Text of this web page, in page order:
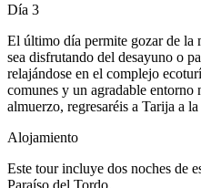
Día 3
El último día permite gozar de la
sea disfrutando del desayuno o
relajándose en el complejo
comunes y un agradable entorno
almuerzo, regresaréis a Tarija a
Alojamiento
Este tour incluye dos noches de
Paraíso del Tordo.